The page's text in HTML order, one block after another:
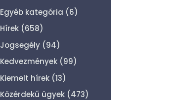
Egyéb kategória (6)
Hírek(658)
Jogsegély(94)
Kedvezmények(99)
Kiemelt hírek(13)
Közérdekű ügyek(473)